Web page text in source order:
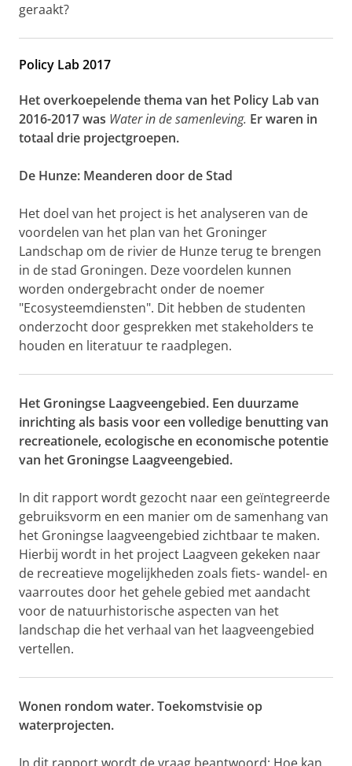
geraakt?
Policy Lab 2017
Het overkoepelendethema van het Policy Lab van
2016-2017 was Water in de samenleving. Er waren in
totaal drie projectgroepen.
De Hunze: Meanderen door de Stad
Het doel van het project is het analyseren van de
voordelen van het plan van het Groninger
Landschap om de rivier de Hunze terug te brengen
in de stad Groningen. Deze voordelen kunnen
worden ondergebracht onder de noemer
"Ecosysteemdiensten". Dit hebben de studenten
onderzocht door gesprekken met stakeholders te
houden en literatuur te raadplegen.
Het Groningse Laagveengebied. Een duurzame
inrichting als basis voor een volledige benutting van
recreationele, ecologische en economische potentie
van het Groningse Laagveengebied.
In dit rapport wordt gezocht naar een geïntegreerde
gebruiksvorm en een manier om de samenhang van
het Groningse laagveengebied zichtbaar te maken.
Hierbij wordt in het project Laagveen gekeken naar
de recreatieve mogelijkheden zoals fiets- wandel- en
vaarroutes door het gehele gebied met aandacht
voor de natuurhistorische aspecten van het
landschap die het verhaal van het laagveengebied
vertellen.
Wonen rondom water. Toekomstvisie op
waterprojecten.